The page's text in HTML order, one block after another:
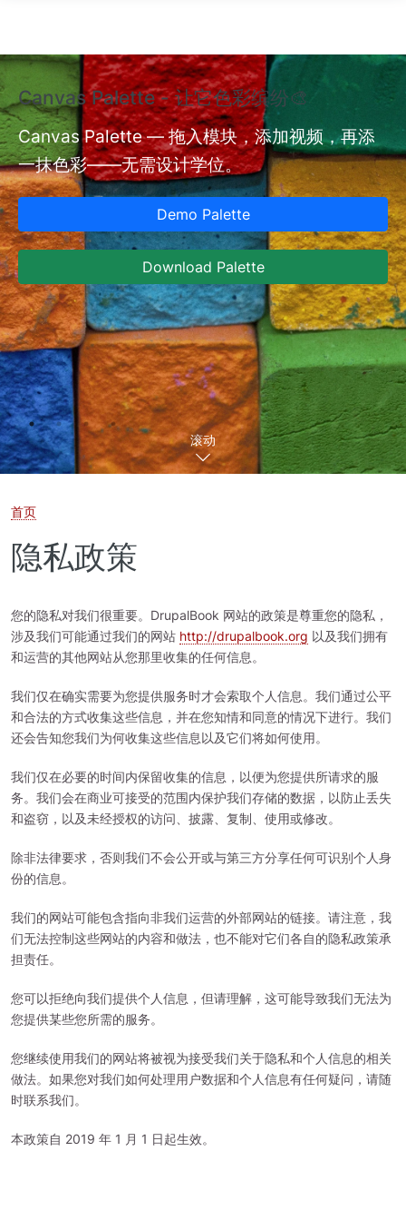
Canvas Palette - 让它色彩缤纷🎨
Canvas Palette — 拖入模块，添加视频，再添
一抹色彩——无需设计学位。
Demo Palette
Download Palette
滚动
首页
隐私政策
您的隐私对我们很重要。DrupalBook 网站的政策是尊重您的隐私，
涉及我们可能通过我们的网站 http://drupalbook.org 以及我们拥有
和运营的其他网站从您那里收集的任何信息。
我们仅在确实需要为您提供服务时才会索取个人信息。我们通过公平
和合法的方式收集这些信息，并在您知情和同意的情况下进行。我们
还会告知您我们为何收集这些信息以及它们将如何使用。
我们仅在必要的时间内保留收集的信息，以便为您提供所请求的服
务。我们会在商业可接受的范围内保护我们存储的数据，以防止丢失
和盗窃，以及未经授权的访问、披露、复制、使用或修改。
除非法律要求，否则我们不会公开或与第三方分享任何可识别个人身
份的信息。
我们的网站可能包含指向非我们运营的外部网站的链接。请注意，我
们无法控制这些网站的内容和做法，也不能对它们各自的隐私政策承
担责任。
您可以拒绝向我们提供个人信息，但请理解，这可能导致我们无法为
您提供某些您所需的服务。
您继续使用我们的网站将被视为接受我们关于隐私和个人信息的相关
做法。如果您对我们如何处理用户数据和个人信息有任何疑问，请随
时联系我们。
本政策自 2019 年 1 月 1 日起生效。